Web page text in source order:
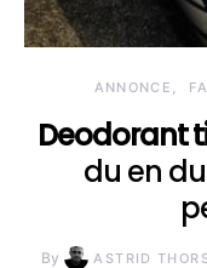
ANNONCE
Deodorant
du en
By ASTRID